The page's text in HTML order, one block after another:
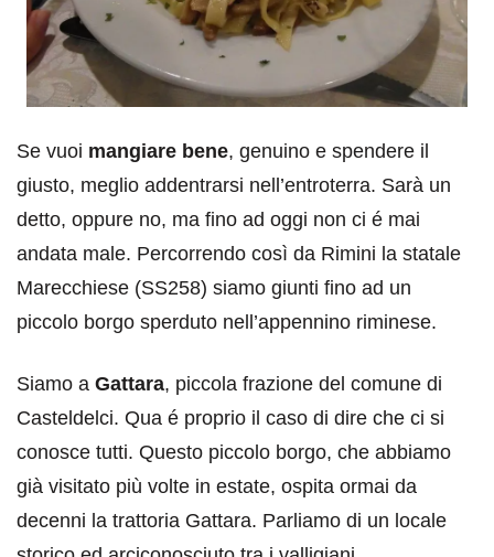
Se vuoi mangiare bene, genuino e spendere il
giusto, meglio addentrarsi nell’entroterra. Sarà un
detto, oppure no, ma fino ad oggi non ci é mai
andata male. Percorrendo così da Rimini la statale
Marecchiese (SS258) siamo giunti fino ad un
piccolo borgo sperduto nell’appennino riminese.
Siamo a Gattara, piccola frazione del comune di
Casteldelci. Qua é proprio il caso di dire che ci si
conosce tutti. Questo piccolo borgo, che abbiamo
già visitato più volte in estate, ospita ormai da
decenni la trattoria Gattara. Parliamo di un locale